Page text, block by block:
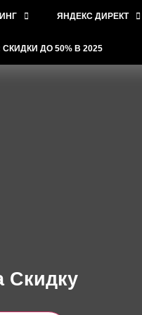
ЯНДЕКС ДИРЕКТ
СКИДКИ ДО 50% В 2025
Скидку